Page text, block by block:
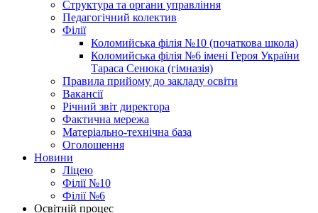
Структура та органи управління
Педагогічний колектив
Філії
Коломийська філія №10 (початкова школа)
Коломийська філія №6 імені Героя України
Тараса Сенюка (гімназія)
Правила прийому до закладу освіти
Вакансії
Річний звіт директора
Фактична мережа
Матеріально-технічна база
Оголошення
Новини
Ліцею
Філії №10
Філії №6
Освітній процес